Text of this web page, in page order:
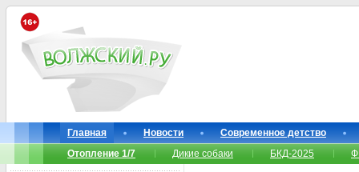
Главная Новости
Современное детство
Отопление 1/7
Дикие собаки БКД-2025